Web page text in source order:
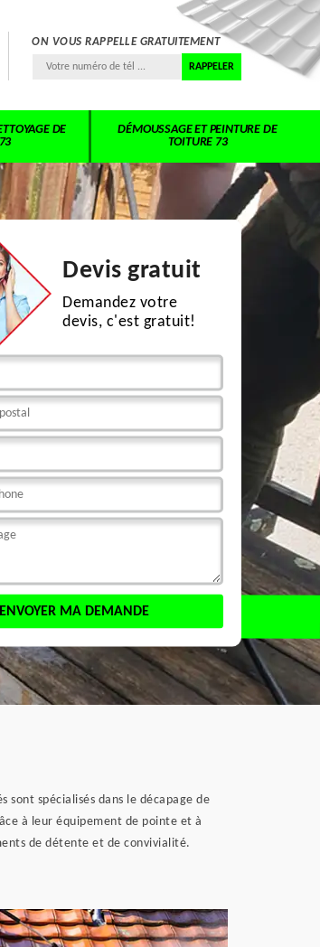
ON VOUS RAPPELLE GRATUITEMENT
DE
DÉMOUSSAGE ET PEINTURE DE
TOITURE 73
Devis gratuit
Demandez votre
devis, c'est gratuit!
sont spécialisés dans le décapage de
à leur équipement de pointe et à
de détente et de convivialité.